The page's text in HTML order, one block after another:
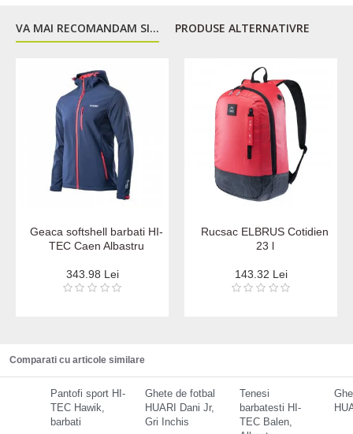
VA MAI RECOMANDAM SI... PRODUSE ALTERNATIVRE
Geaca softshell barbati HI-
TEC Caen Albastru
343.98 Lei
Rucsac ELBRUS Cotidien
23 l
143.32 Lei
Comparati cu articole similare
Pantofi sport HI-
TEC Hawik,
barbati
Ghete de fotbal
HUARI Dani Jr,
Gri Inchis
Tenesi
barbatesti HI-
TEC Balen,